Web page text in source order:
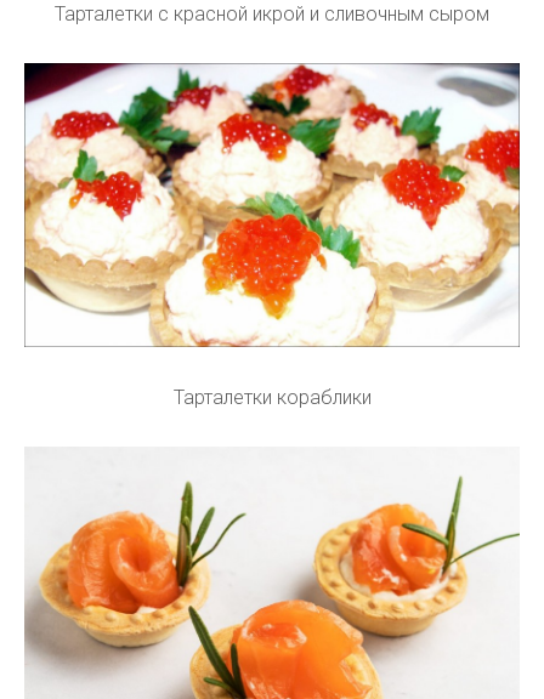
Тарталетки с красной икрой и сливочным сыром
Тарталетки кораблики